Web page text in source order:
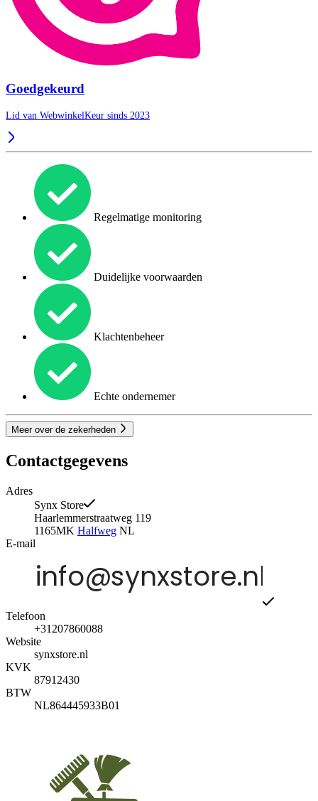
Goedgekeurd
Lid van WebwinkelKeur sinds 2023
Regelmatige monitoring
Duidelijke voorwaarden
Klachtenbeheer
Echte ondernemer
Meer over de zekerheden
Contactgegevens
Adres
Synx Store
Haarlemmerstraatweg 119
1165MK Halfweg NL
E-mail
Telefoon
+31207860088
Website
synxstore.nl
KVK
87912430
BTW
NL864445933B01